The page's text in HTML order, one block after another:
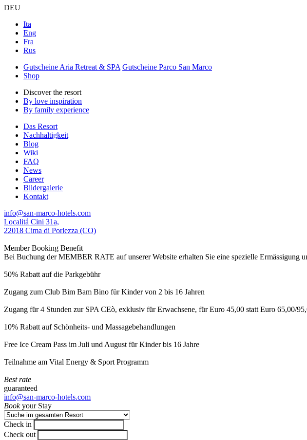
DEU
Ita
Eng
Fra
Rus
Gutscheine Aria Retreat & SPA Gutscheine Parco San Marco
Shop
Discover the resort
By love inspiration
By family experience
Das Resort
Nachhaltigkeit
Blog
Wiki
FAQ
News
Career
Bildergalerie
Kontakt
info@san-marco-hotels.com
Localitá Cini 31a,
22018 Cima di Porlezza (CO)
Member Booking Benefit
Bei Buchung der MEMBER RATE auf unserer Website erhalten Sie eine spezielle Ermässigung
50% Rabatt auf die Parkgebühr
Zugang zum Club Bim Bam Bino für Kinder von 2 bis 16 Jahren
Zugang für 4 Stunden zur SPA CEò, exklusiv für Erwachsene, für Euro 45,00 statt Euro 65,00/
10% Rabatt auf Schönheits- und Massagebehandlungen
Free Ice Cream Pass im Juli und August für Kinder bis 16 Jahre
Teilnahme am Vital Energy & Sport Programm
Best rate
guaranteed
info@san-marco-hotels.com
Bookyour Stay
Check in
Check out